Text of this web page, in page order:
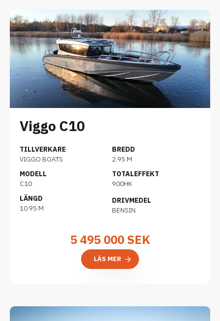
Viggo C10
TILLVERKARE
VIGGO BOATS
MODELL
C10
LÄNGD
10.95 M
BREDD
2.95 M
TOTALEFFEKT
900HK
DRIVMEDEL
BENSIN
5 495 000SEK
LÄS MER